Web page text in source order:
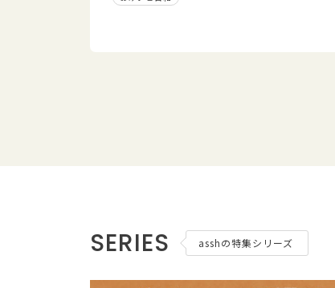
SERIES asshの特集シリーズ